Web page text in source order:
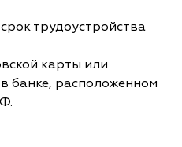
трудоустройства
карты или
банке, расположенном